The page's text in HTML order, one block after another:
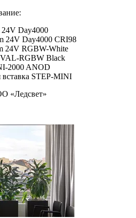
Day4000
24V Day4000 CRI98
24V RGBW-White
RGBW Black
2000 ANOD
вставка STEP-MINI
«Ледсвет»